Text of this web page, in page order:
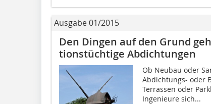
Ausgabe 01/2015
Den Dingen auf den Grund
tionstüchtige Abdichtungen
Ob Neubau oder
Abdichtungs- oder
Terrassen oder
Ingenieure sich...